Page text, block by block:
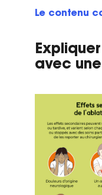
Le contenu
avec